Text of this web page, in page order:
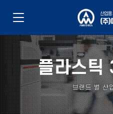
플라스틱
브랜드 별 산